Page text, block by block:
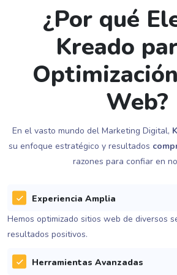
¿Por qué
Kreado
Web?
En el vasto mundo del Marketing Digital,
su enfoque estratégico y resultados
razones para confiar en
Experiencia Amplia
Hemos optimizado sitios web de diversos
resultados positivos.
Herramientas Avanzadas